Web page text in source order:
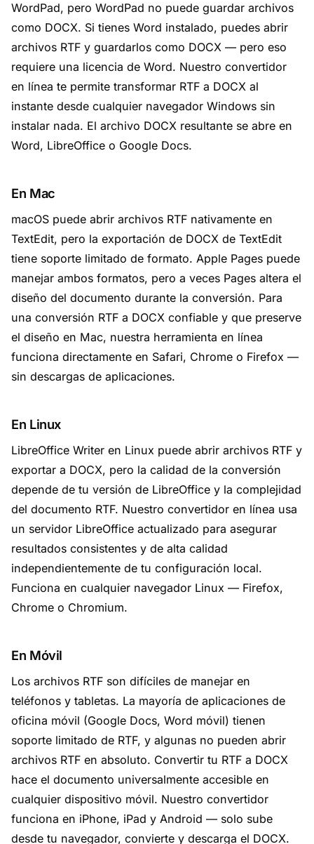
WordPad, pero WordPad no puede guardar archivos
como DOCX. Si tienes Word instalado, puedes abrir
archivos RTF y guardarlos como DOCX — pero eso
requiere una licencia de Word. Nuestro convertidor
en línea te permite transformar RTF a DOCX al
instante desde cualquier navegador Windows sin
instalar nada. El archivo DOCX resultante se abre en
Word, LibreOffice o Google Docs.
En Mac
macOS puede abrir archivos RTF nativamente en
TextEdit, pero la exportación de DOCX de TextEdit
tiene soporte limitado de formato. Apple Pages puede
manejar ambos formatos, pero a veces Pages altera el
diseño del documento durante la conversión. Para
una conversión RTF a DOCX confiable y que preserve
el diseño en Mac, nuestra herramienta en línea
funciona directamente en Safari, Chrome o Firefox —
sin descargas de aplicaciones.
En Linux
LibreOffice Writer en Linux puede abrir archivos RTF y
exportar a DOCX, pero la calidad de la conversión
depende de tu versión de LibreOffice y la complejidad
del documento RTF. Nuestro convertidor en línea usa
un servidor LibreOffice actualizado para asegurar
resultados consistentes y de alta calidad
independientemente de tu configuración local.
Funciona en cualquier navegador Linux — Firefox,
Chrome o Chromium.
En Móvil
Los archivos RTF son difíciles de manejar en
teléfonos y tabletas. La mayoría de aplicaciones de
oficina móvil (Google Docs, Word móvil) tienen
soporte limitado de RTF, y algunas no pueden abrir
archivos RTF en absoluto. Convertir tu RTF a DOCX
hace el documento universalmente accesible en
cualquier dispositivo móvil. Nuestro convertidor
funciona en iPhone, iPad y Android — solo sube
desde tu navegador, convierte y descarga el DOCX.